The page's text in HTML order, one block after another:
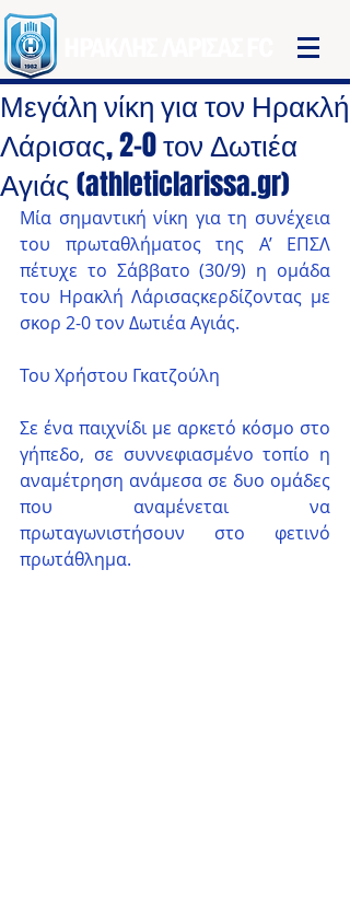
Μεγάλη νίκη για τον Ηρακλή
Λάρισας, 2-0 τον Δωτιέα
Αγιάς (athleticlarissa.gr)
Μία σημαντική νίκη για τη συνέχεια
του πρωταθλήματος της Α’ ΕΠΣΛ
πέτυχε το Σάββατο (30/9) η ομάδα
του Ηρακλή Λάρισαςκερδίζοντας με
σκορ 2-0 τον Δωτιέα Αγιάς.
Του Χρήστου Γκατζούλη
Σε ένα παιχνίδι με αρκετό κόσμο στο
γήπεδο, σε συννεφιασμένο τοπίο η
αναμέτρηση ανάμεσα σε δυο ομάδες
που αναμένεται να
πρωταγωνιστήσουν στο φετινό
πρωτάθλημα.